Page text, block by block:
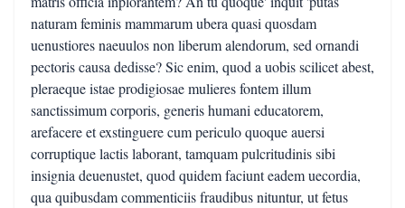
naturam feminis mammarum ubera quasi quosdam
uenustiores naeuulos non liberum alendorum, sed ornandi
pectoris causa dedisse? Sic enim, quod a uobis scilicet abest,
pleraeque istae prodigiosae mulieres fontem illum
sanctissimum corporis, generis humani educatorem,
arefacere et exstinguere cum periculo quoque auersi
corruptique lactis laborant, tamquam pulcritudinis sibi
insignia deuenustet, quod quidem faciunt eadem uecordia,
qua quibusdam commenticiis fraudibus nituntur, ut fetus